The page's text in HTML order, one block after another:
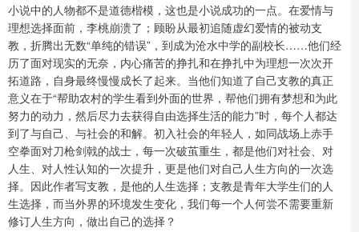
小说中的人物都不是道德楷模，这也是小说成功的一点。在爱情与
理想选择面前，李桃崩溃了；顾盼从最初追随虚幻爱情的被动支
教，折腾出无数“单纯的错误”，到成为沧水中学的副校长……他们经
历了面对现实的无奈，内心痛苦的挣扎和在挣扎中为理想一次次开
拓道路，自身最终慢慢成长了起来。当他们知道了自己支教的真正
意义在于“帮助农村的学生看到外面的世界，帮他们拥有梦想和为此
努力的动力，然后尽力去获得自由选择生活的能力”时，每个人都达
到了与自己、与社会的和解。初入社会的年轻人，如同战场上赤手
空拳面对刀枪剑戟的战士，每一次破茧重生，都是他们对社会、对
人生、对人性认知的一次提升，更是他们对自己人生方向的一次选
择。因此作者写支教，是他的人生选择；支教是青年大学生们的人
生选择，而当外界的环境发生变化，我们每一个人何尝不需要重新
修订人生方向，做出自己的选择？